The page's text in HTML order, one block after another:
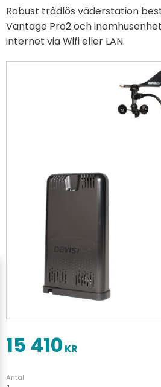
Robust trådlös väderstation
Vantage Pro2 och
internet via Wifi eller LAN.
15 410 KR
Antal